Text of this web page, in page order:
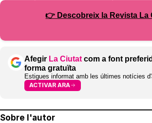
👉 Descobreix la Revista La
Afegir La Ciutat com a font
forma gratuïta
Estigues informat amb les últimes notícies
ACTIVAR ARA
Sobre l'autor